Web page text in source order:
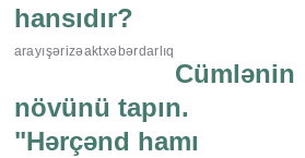
hansıdır?
arayışərizəaktxəbərdarlıq
Cümlənin
növünü tapın.
"Hərçənd hamı